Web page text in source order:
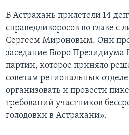
В Астрахань прилетели 14
справедливоросов во главе с
Сергеем Мироновым. Они
заседание Бюро Президиума
партии, которое приняло
советам региональных
организовать и провести
требований участников
голодовки в Астрахани».